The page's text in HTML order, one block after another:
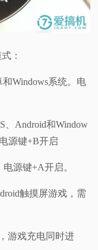
：
和Windows系统。电
、Android和Window
源键+B开启
电源键+A开启。
触摸屏游戏，需
游戏充电同时进